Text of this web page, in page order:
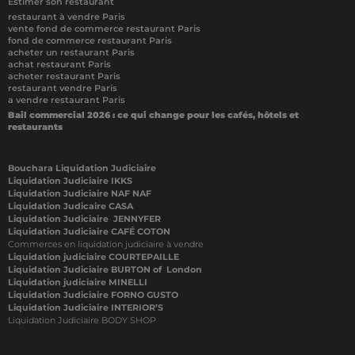
restaurant à vendre Paris
vente fond de commerce restaurant Paris
fond de commerce restaurant Paris
acheter un restaurant Paris
achat restaurant Paris
acheter restaurant Paris
restaurant vendre Paris
a vendre restaurant Paris
Bail commercial 2026 : ce qui change pour les cafés, hôtels et
restaurants
Bouchara Liquidation Judiciaire
Liquidation Judiciaire IKKS
Liquidation Judiciaire NAF NAF
Liquidation Judicaire CASA
Liquidation Judiciaire JENNYFER
Liquidation Judiciaire CAFÉ COTON
Commerces en liquidation judiciaire à vendre
Liquidation judiciaire COURTEPAILLE
Liquidation Judiciaire BURTON of London
Liquidation judiciaire MINELLI
Liquidation Judiciaire FORNO GUSTO
Liquidation Judiciaire INTERIOR’S
Liquidation Judiciaire BODY SHOP